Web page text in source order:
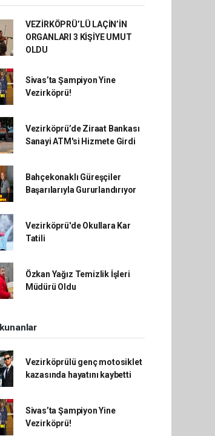
VEZİRKÖPRÜ’LÜ LAÇİN’İN
ORGANLARI 3 KİŞİYE UMUT
OLDU
Sivas’ta Şampiyon Yine
Vezirköprü!
Vezirköprü’de Ziraat Bankası
Sanayi ATM'si Hizmete Girdi
Bahçekonaklı Güreşçiler
Başarılarıyla Gururlandırıyor
Vezirköprü'de Okullara Kar
Tatili
Özkan Yağız Temizlik İşleri
Müdürü Oldu
Vezirköprülü genç motosiklet
kazasında hayatını kaybetti
Sivas’ta Şampiyon Yine
Vezirköprü!